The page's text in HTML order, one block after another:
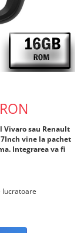
sau Renault
vine la pachet
Integrarea va fi
lucratoare